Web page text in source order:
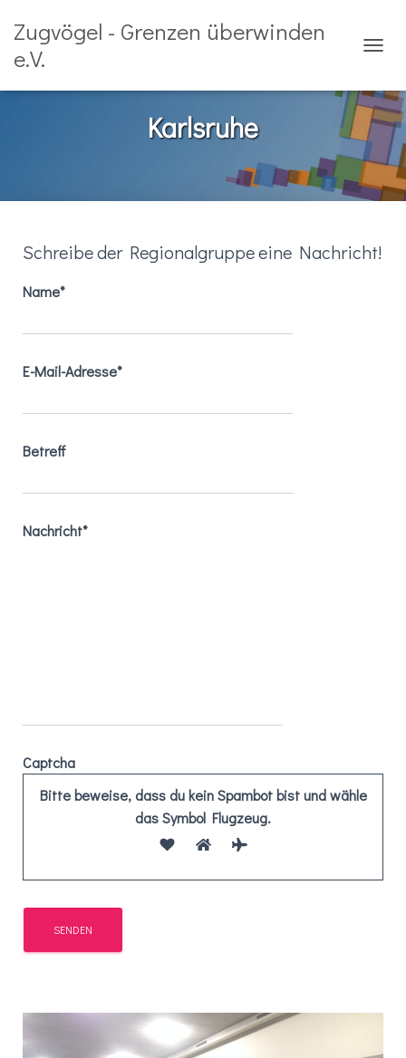
Zugvögel - Grenzen überwinden
e.V.
Karlsruhe
Schreibe der Regionalgruppe eine Nachricht!
Name*
E-Mail-Adresse*
Betreff
Nachricht*
Captcha
Bitte beweise, dass du kein Spambot bist und wähle
das Symbol Flugzeug.